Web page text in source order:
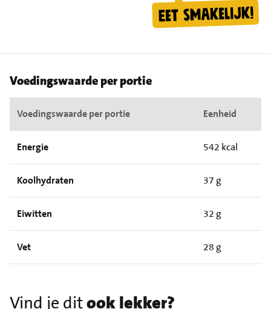
Voedingswaarde per portie
Voedingswaarde per portie Eenheid
Energie 542 kcal
Koolhydraten 37 g
Eiwitten 32 g
Vet 28 g
Vind je ditook lekker?